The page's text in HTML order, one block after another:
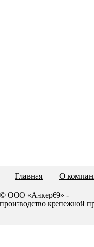
Главная О
© ООО «Анкер69» -
производство крепежной